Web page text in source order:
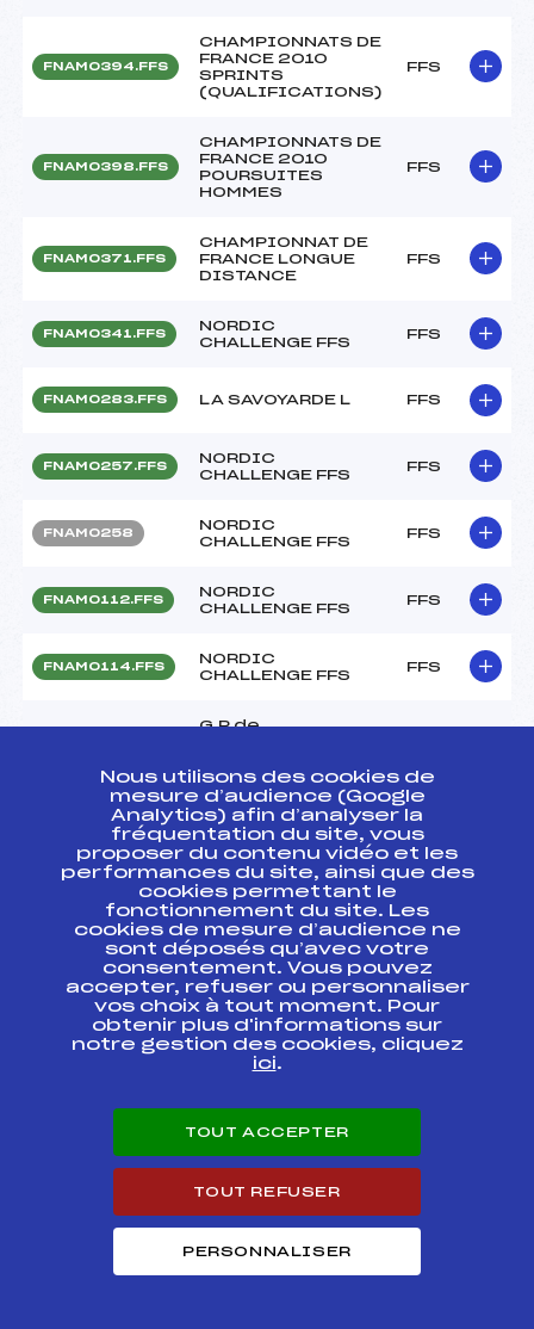
FNAM0394.FFS
CHAMPIONNATS DE
FRANCE 2010
SPRINTS
(QUALIFICATIONS)
FFS
FNAM0398.FFS
CHAMPIONNATS DE
FRANCE 2010
POURSUITES
HOMMES
FFS
FNAM0371.FFS
CHAMPIONNAT DE
FRANCE LONGUE
DISTANCE
FFS
FNAM0341.FFS
NORDIC
CHALLENGE FFS
FFS
FNAM0283.FFS LA SAVOYARDE L FFS
FNAM0257.FFS
NORDIC
CHALLENGE FFS
FFS
FNAM0258
NORDIC
CHALLENGE FFS
FFS
FNAM0112.FFS
NORDIC
CHALLENGE FFS
FFS
FNAM0114.FFS
NORDIC
CHALLENGE FFS
FFS
G.P de
Lyonnais Libre
FLYM0056.FFS
G.P de
CORMARANCHE 1°
M. Chpt. du
Lyonnais Libre
FFS
FLYM0054
G.P de
CORMARANCHE 1°
M. Chpt. du
Lyonnais Libre
FFS
MARATHON
INTERNATIONAL DE
BESSANS 25 KM
CLASSIQUE
FNAM0033.FFS
CHALLENGE FFS
FFS
FNAM0031.FFS
CHALLENGE FFS
FFS
NORDIC
Nous utilisons des cookies de
mesure d’audience (Google
Analytics) afin d’analyser la
fréquentation du site, vous
proposer du contenu vidéo et les
performances du site, ainsi que des
cookies permettant le
fonctionnement du site. Les
cookies de mesure d’audience ne
sont déposés qu’avec votre
consentement. Vous pouvez
accepter, refuser ou personnaliser
vos choix à tout moment. Pour
obtenir plus d'informations sur
notre gestion des cookies, cliquez
ici.
TOUT ACCEPTER
TOUT REFUSER
PERSONNALISER